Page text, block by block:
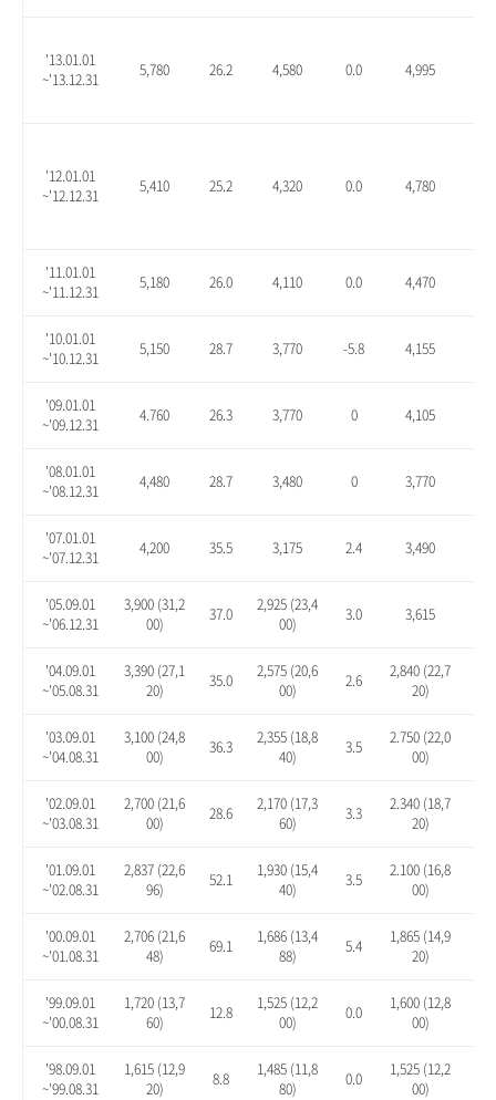
'13.01.01
~'13.12.31
5,780 26.2 4,580 0.0 4,995
'12.01.01
~'12.12.31
5,410 25.2 4,320 0.0 4,780
'11.01.01
~'11.12.31
5,180 26.0 4,110 0.0 4,470
'10.01.01
~'10.12.31
5,150 28.7 3,770 -5.8 4,155
'09.01.01
~'09.12.31
4.760 26.3 3,770 0 4,105
'08.01.01
~'08.12.31
4,480 28.7 3,480 0 3,770
'07.01.01
~'07.12.31
4,200 35.5 3,175 2.4 3,490
'05.09.01
~'06.12.31
3,900 (31,2
00)
37.0
2,925 (23,4
00)
3.0 3,615
'04.09.01
~'05.08.31
3,390 (27,1
20)
35.0
2,575 (20,6
00)
2.6
2,840 (22,7
20)
'03.09.01
~'04.08.31
3,100 (24,8
00)
36.3
2,355 (18,8
40)
3.5
2.750 (22,0
00)
'02.09.01
~'03.08.31
2,700 (21,6
00)
28.6
2,170 (17,3
60)
3.3
2.340 (18,7
20)
'01.09.01
~'02.08.31
2,837 (22,6
96)
52.1
1,930 (15,4
40)
3.5
2.100 (16,8
00)
'00.09.01
~'01.08.31
2,706 (21,6
48)
69.1
1,686 (13,4
88)
5.4
1,865 (14,9
20)
'99.09.01
~'00.08.31
1,720 (13,7
60)
12.8
1,525 (12,2
00)
0.0
1,600 (12,8
00)
'98.09.01
~'99.08.31
1,615 (12,9
20)
8.8
1,485 (11,8
80)
0.0
1,525 (12,2
00)